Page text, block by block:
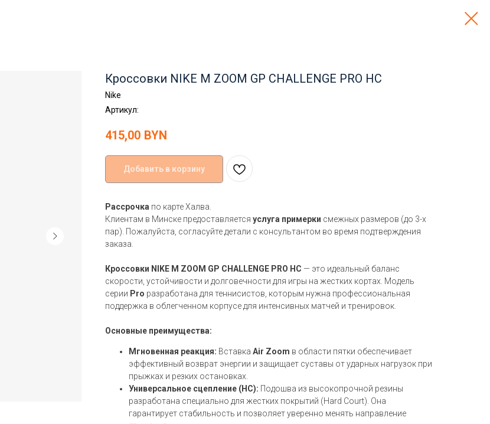
Кроссовки NIKE M ZOOM GP CHALLENGE PRO HC
Nike
Артикул:
415,00 BYN
Добавить в корзину
Рассрочка по карте Халва.
Клиентам в Минске предоставляется услуга примерки смежных размеров (до 3-х
пар). Пожалуйста, согласуйте детали с консультантом во время подтверждения
заказа.
Кроссовки NIKE M ZOOM GP CHALLENGE PRO HC — это идеальный баланс
скорости, устойчивости и долговечности для игры на жестких кортах. Модель
серии Pro разработана для теннисистов, которым нужна профессиональная
поддержка в облегченном корпусе для интенсивных матчей и тренировок.
Основные преимущества:
Мгновенная реакция: Вставка Air Zoom в области пятки обеспечивает
эффективный возврат энергии и защищает суставы от ударных нагрузок при
прыжках и резких остановках.
Универсальное сцепление (HC): Подошва из высокопрочной резины
разработана специально для жестких покрытий (Hard Court). Она
гарантирует стабильность и позволяет уверенно менять направление